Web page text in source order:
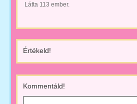
Látta 113 ember.
Értékeld!
Kommentáld!